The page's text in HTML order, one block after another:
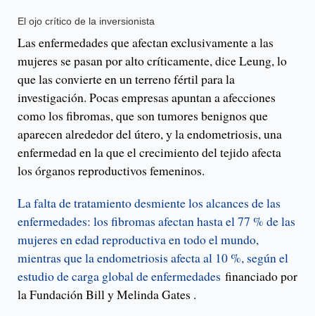
El ojo crítico de la inversionista
Las enfermedades que afectan exclusivamente a las
mujeres se pasan por alto críticamente, dice Leung, lo
que las convierte en un terreno fértil para la
investigación. Pocas empresas apuntan a afecciones
como los fibromas, que son tumores benignos que
aparecen alrededor del útero, y la endometriosis, una
enfermedad en la que el crecimiento del tejido afecta
los órganos reproductivos femeninos.
La falta de tratamiento desmiente los alcances de las
enfermedades: los fibromas afectan hasta el 77 % de las
mujeres en edad reproductiva en todo el mundo,
mientras que la endometriosis afecta al 10 %, según el
estudio de carga global de enfermedades financiado por
la Fundación Bill y Melinda Gates .